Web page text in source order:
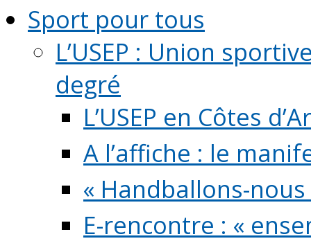
Sport pour tous
L’USEP : Union
degré
L’USEP en Côtes
A l’affiche : le
« Handballons-
E-rencontre : «